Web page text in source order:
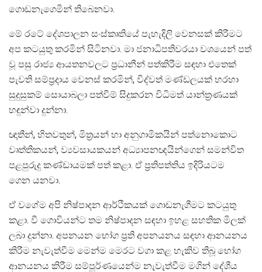
ගොඩනැගෙමින් තිබෙනවා.
මේ රටේ දේශපාලන සංස්කෘතියේ පැහැදිලි වෙනසක් කිරීමට
අප කටයුතු කරමින් සිටිනවා. මා ජනාධිපතිවරයා වශයෙන් පත්
වූ පසු රාජ්‍ය ආයතනවලට ප්‍රධානීන් පත්කිරීම සඳහා එතෙක්
පැවති සම්‍ප්‍රදාය වෙනස් කරමින්, විද්වත් මණ්ඩලයක් හරහා
සුදුසුකම් සොයාබලා පත්වීම් සිදුකරන විධිමත් යාන්ත්‍රණයක්
හඳුන්වා දුන්නා.
ඥාතීන්, හිතවතුන්, මිත්‍රයන් හා අනුගාමිකයින් පත්නොකොට
වෘත්තිකයන්, ව්‍යවසායකයන් අධ්‍යාපනඥයින්ගෙන් සමන්විත
පළපුරුදු කණ්ඩායමක් පත් කළා. ඒ ප්‍රතිපත්තිය ඉදිරියටම
ගෙන යනවා.
ඒ වගේම අපි නිෂ්පාදන ආර්ථිකයක් ගොඩනැගීමට කටයුතු
කළා. වී ගොවියන්ට තම නිෂ්පාදන සඳහා ඉහළ සහතික මිලක්
ලබා දුන්නා. අපනයන භෝග ප්‍රති අපනයනය සඳහා ආනයනය
කිරීම නැවැත්වීම මෙන්ම මෙරට වගා කළ හැකිව තිබූ භෝග
ආනයනය කිරීම සම්පූර්ණයෙන්ම නැවැත්වීම මගින් දේශීය